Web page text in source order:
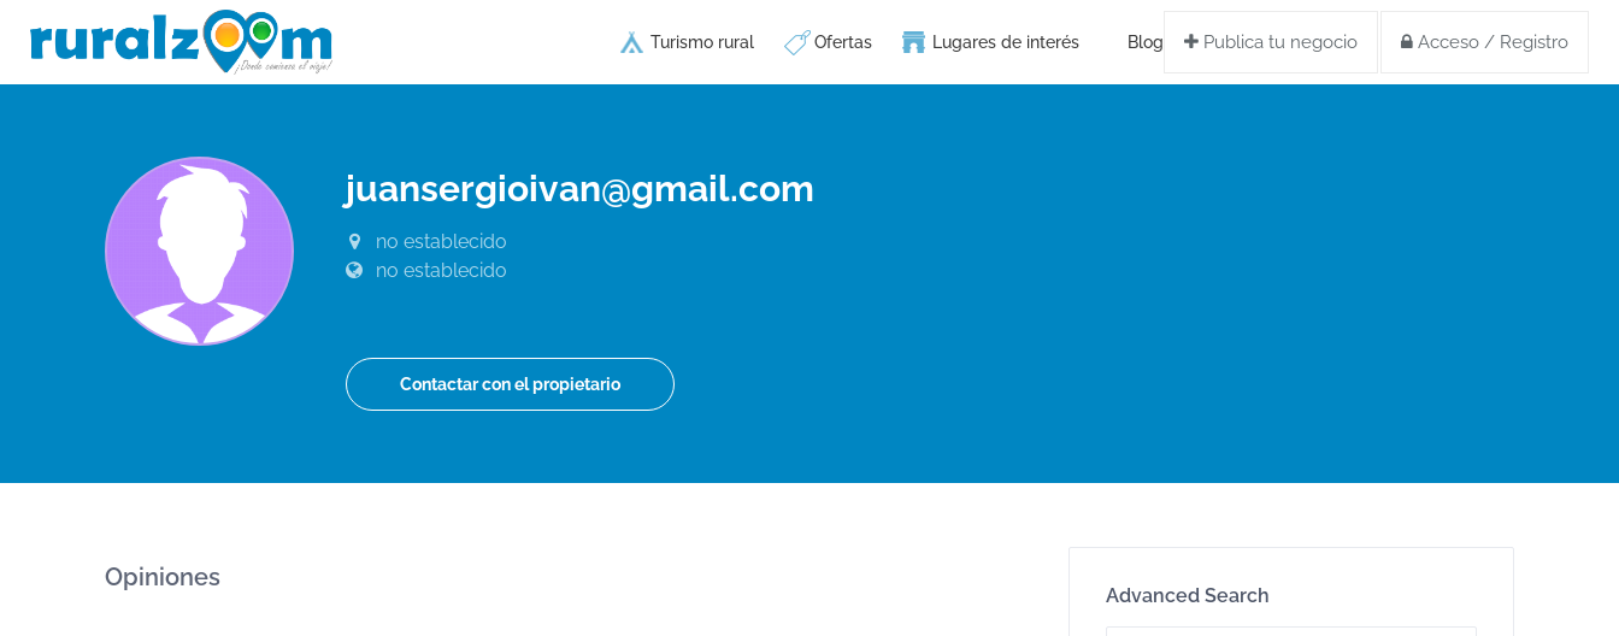
Publica tu negocio Acceso / Registro
Turismo rural Ofertas Lugares de interés Blog
juansergioivan@gmail.com
no establecido
no establecido
Contactar con el propietario
Opiniones
Advanced Search